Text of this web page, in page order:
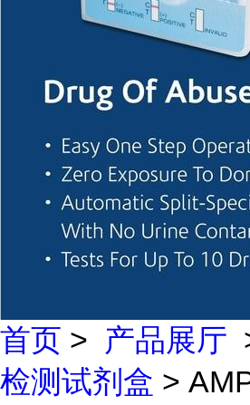
首页 > 产品展厅
检测试剂盒 >